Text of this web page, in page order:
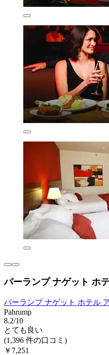
パーランプ ナゲット ホ
パーランプ ナゲット ホテル
Pahrump
8.2/10
とても良い
(1,396 件の口コミ)
￥7,251